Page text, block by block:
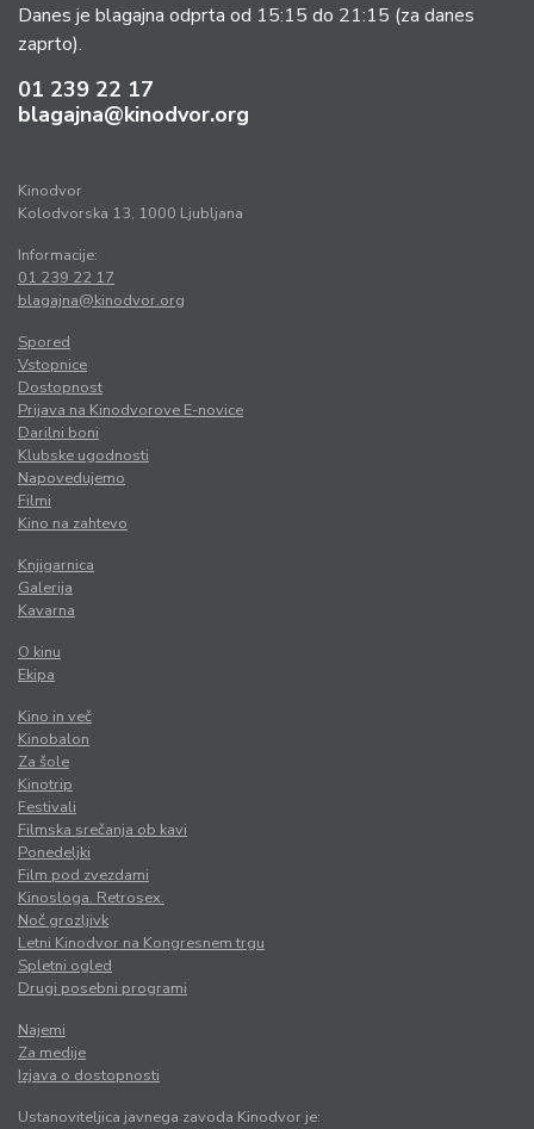
Danes je blagajna odprta od 15:15 do 21:15 (za danes
zaprto).
01 239 22 17
blagajna@kinodvor.org
Kinodvor
Kolodvorska 13, 1000 Ljubljana
Informacije:
01 239 22 17
blagajna@kinodvor.org
Spored
Vstopnice
Dostopnost
Prijava na Kinodvorove E-novice
Darilni boni
Klubske ugodnosti
Napovedujemo
Filmi
Kino na zahtevo
Knjigarnica
Galerija
Kavarna
O kinu
Ekipa
Kino in več
Kinobalon
Za šole
Kinotrip
Festivali
Filmska srečanja ob kavi
Ponedeljki
Film pod zvezdami
Kinosloga. Retrosex.
Noč grozljivk
Letni Kinodvor na Kongresnem trgu
Spletni ogled
Drugi posebni programi
Najemi
Za medije
Izjava o dostopnosti
Ustanoviteljica javnega zavoda Kinodvor je: